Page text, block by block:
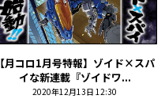
【月コロ1月号特報】ゾイド×スパ
イな新連載『ゾイドワ...
2020年12月13日 12:30